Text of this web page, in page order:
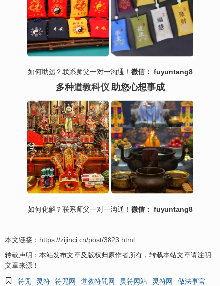
如何助运？联系师父一对一沟通！ 微信： fuyuntang8
多种道教科仪助您心想事成
如何化解？联系师父一对一沟通！ 微信： fuyuntang8
本文链接： https://zijinci.cn/post/3823.html
转载声明：本站发布文章及版权归原作者所有，转载本站文章请注明
文章来源！

符咒 灵符 符咒网 道教符咒网 灵符网站 灵符网
做法事官